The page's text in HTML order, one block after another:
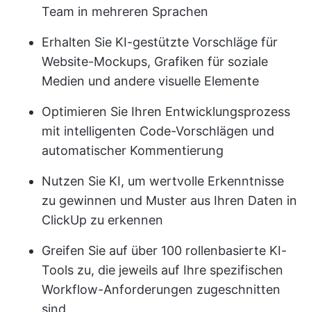
Team in mehreren Sprachen
Erhalten Sie KI-gestützte Vorschläge für
Website-Mockups, Grafiken für soziale
Medien und andere visuelle Elemente
Optimieren Sie Ihren Entwicklungsprozess
mit intelligenten Code-Vorschlägen und
automatischer Kommentierung
Nutzen Sie KI, um wertvolle Erkenntnisse
zu gewinnen und Muster aus Ihren Daten in
ClickUp zu erkennen
Greifen Sie auf über 100 rollenbasierte KI-
Tools zu, die jeweils auf Ihre spezifischen
Workflow-Anforderungen zugeschnitten
sind